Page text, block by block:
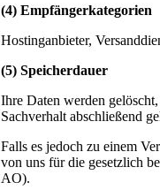
(4) Empfängerkategorien
Hostinganbieter,
(5) Speicherdauer
Ihre Daten werden
Sachverhalt abschließend
Falls es jedoch zu einem
von uns für die gesetzlich
AO).